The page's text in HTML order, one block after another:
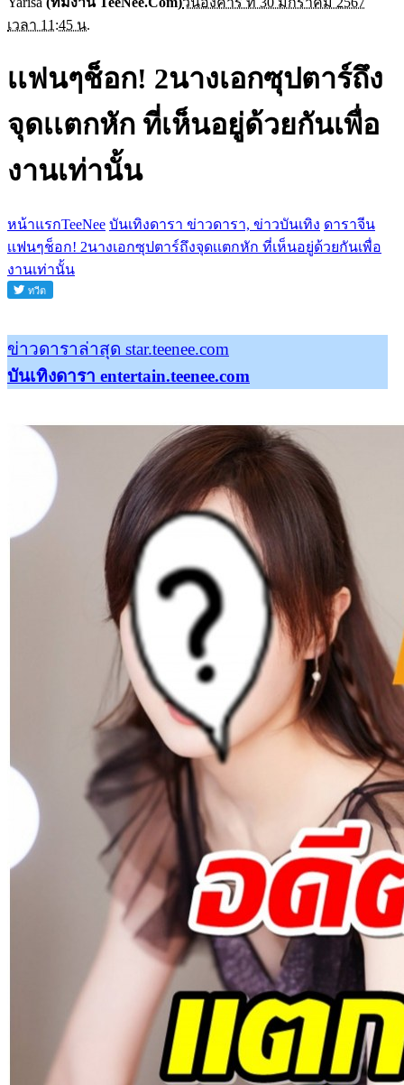
เวลา 11:45 น.
เเฟนๆช็อก! 2นางเอกซุปตาร์ถึง
จุดเเตกหัก ที่เห็นอยู่ด้วยกันเพื่อ
งานเท่านั้น
หน้าแรกTeeNee บันเทิงดารา ข่าวดารา, ข่าวบันเทิง ดาราจีน
เเฟนๆช็อก! 2นางเอกซุปตาร์ถึงจุดเเตกหัก ที่เห็นอยู่ด้วยกันเพื่อ
งานเท่านั้น
ข่าวดาราล่าสุด star.teenee.com
บันเทิงดารา entertain.teenee.com